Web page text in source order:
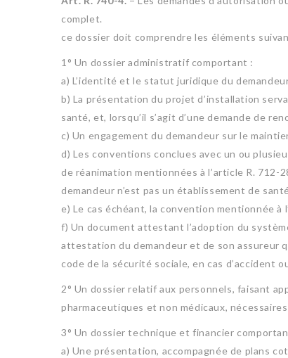
complet.
ce dossier doit comprendre les éléments
1° Un dossier administratif comportant :
a) L’identité et le statut juridique du
b) La présentation du projet d’installation
santé, et, lorsqu’il s’agit d’une demande de
c) Un engagement du demandeur sur le
d) Les conventions conclues avec un ou
de réanimation mentionnées à l’article R. 712-
demandeur n’est pas un établissement de
e) Le cas échéant, la convention mentionnée à
f) Un document attestant l’adoption du
attestation du demandeur et de son assureur
code de la sécurité sociale, en cas d’accident
2° Un dossier relatif aux personnels, faisant
pharmaceutiques et non médicaux,
3° Un dossier technique et financier
a) Une présentation, accompagnée de plans